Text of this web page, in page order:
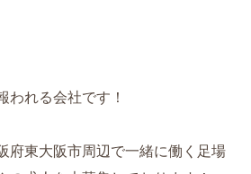
われる会社です！
府東大阪市周辺で一緒に働く足場